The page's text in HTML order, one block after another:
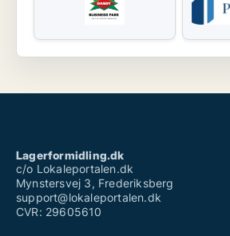
Lagerformidling.dk
c/o Lokaleportalen.dk
Mynstersvej 3, Frederiksberg
support@lokaleportalen.dk
CVR: 29605610